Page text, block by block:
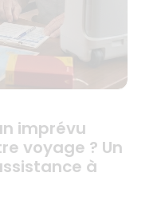
imprévu
voyage ? Un
à